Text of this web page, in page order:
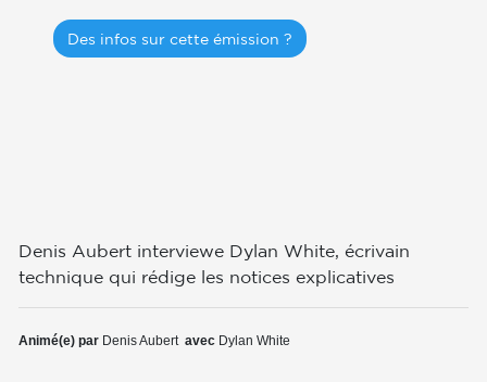
Des infos sur cette émission ?
Denis Aubert interviewe Dylan White, écrivain
technique qui rédige les notices explicatives
Animé(e) par Denis Aubert avec Dylan White